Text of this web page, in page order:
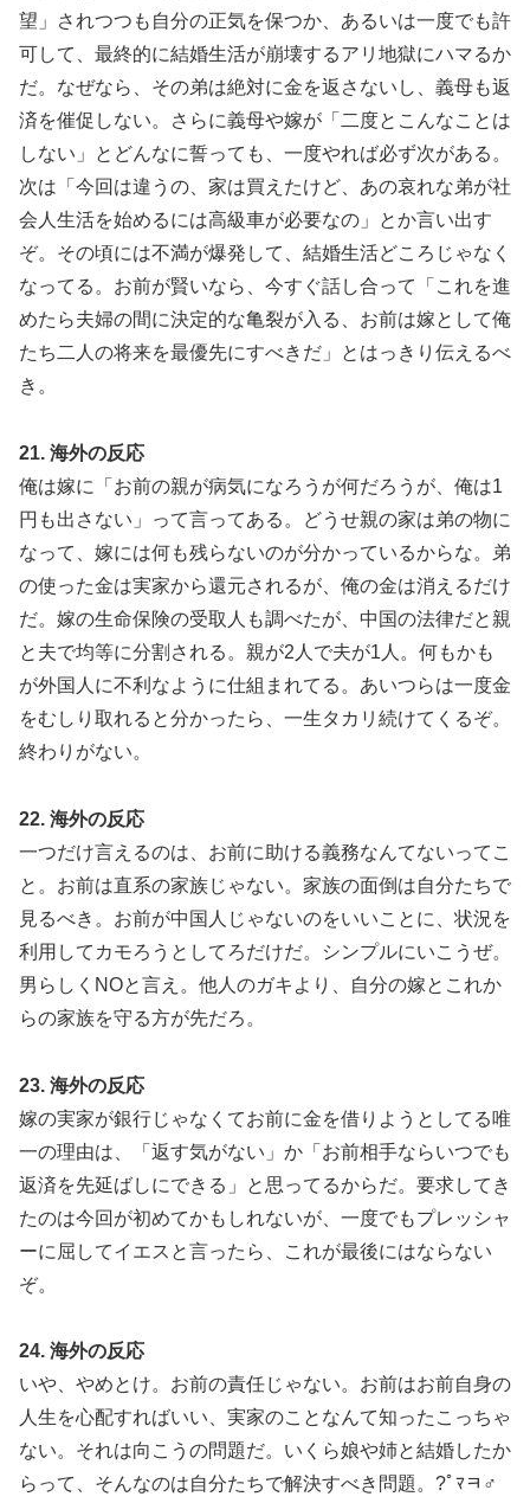
望」されつつも自分の正気を保つか、あるいは一度でも許
可して、最終的に結婚生活が崩壊するアリ地獄にハマるか
だ。なぜなら、その弟は絶対に金を返さないし、義母も返
済を催促しない。さらに義母や嫁が「二度とこんなことは
しない」とどんなに誓っても、一度やれば必ず次がある。
次は「今回は違うの、家は買えたけど、あの哀れな弟が社
会人生活を始めるには高級車が必要なの」とか言い出す
ぞ。その頃には不満が爆発して、結婚生活どころじゃなく
なってる。お前が賢いなら、今すぐ話し合って「これを進
めたら夫婦の間に決定的な亀裂が入る、お前は嫁として俺
たち二人の将来を最優先にすべきだ」とはっきり伝えるべ
き。
21. 海外の反応
俺は嫁に「お前の親が病気になろうが何だろうが、俺は1
円も出さない」って言ってある。どうせ親の家は弟の物に
なって、嫁には何も残らないのが分かっているからな。弟
の使った金は実家から還元されるが、俺の金は消えるだけ
だ。嫁の生命保険の受取人も調べたが、中国の法律だと親
と夫で均等に分割される。親が2人で夫が1人。何もかも
が外国人に不利なように仕組まれてる。あいつらは一度金
をむしり取れると分かったら、一生タカリ続けてくるぞ。
終わりがない。
22. 海外の反応
一つだけ言えるのは、お前に助ける義務なんてないってこ
と。お前は直系の家族じゃない。家族の面倒は自分たちで
見るべき。お前が中国人じゃないのをいいことに、状況を
利用してカモろうとしてろだけだ。シンプルにいこうぜ。
男らしくNOと言え。他人のガキより、自分の嫁とこれか
らの家族を守る方が先だろ。
23. 海外の反応
嫁の実家が銀行じゃなくてお前に金を借りようとしてる唯
一の理由は、「返す気がない」か「お前相手ならいつでも
返済を先延ばしにできる」と思ってるからだ。要求してき
たのは今回が初めてかもしれないが、一度でもプレッシャ
ーに屈してイエスと言ったら、これが最後にはならない
ぞ。
24. 海外の反応
いや、やめとけ。お前の責任じゃない。お前はお前自身の
人生を心配すればいい、実家のことなんて知ったこっちゃ
ない。それは向こうの問題だ。いくら娘や姉と結婚したか
らって、そんなのは自分たちで解決すべき問題。?￰ﾟﾏﾻ‍♂️